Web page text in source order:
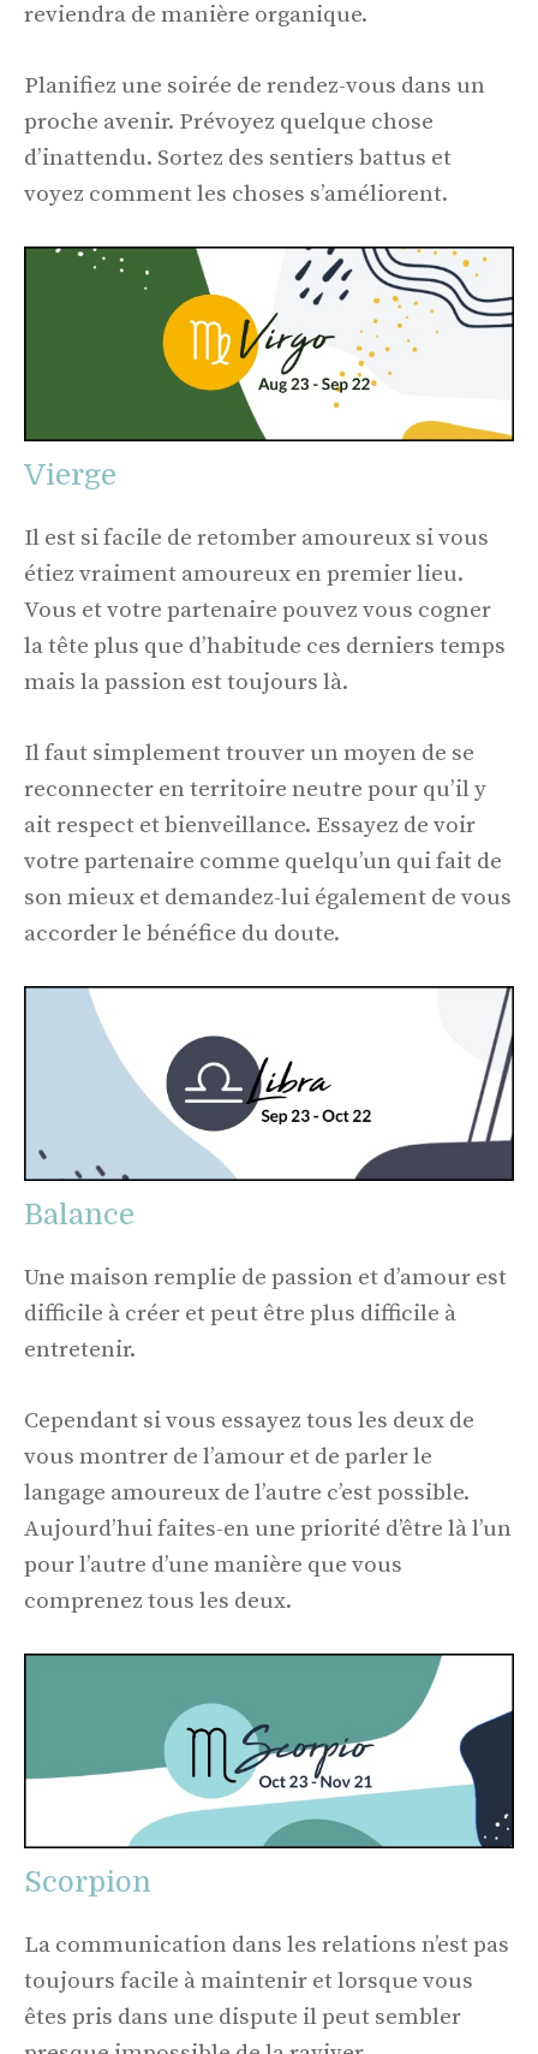
reviendra de manière organique.
Planifiez une soirée de rendez-vous dans un
proche avenir. Prévoyez quelque chose
d’inattendu. Sortez des sentiers battus et
voyez comment les choses s’améliorent.
Vierge
Il est si facile de retomber amoureux si vous
étiez vraiment amoureux en premier lieu.
Vous et votre partenaire pouvez vous cogner
la tête plus que d’habitude ces derniers temps
mais la passion est toujours là.
Il faut simplement trouver un moyen de se
reconnecter en territoire neutre pour qu’il y
ait respect et bienveillance. Essayez de voir
votre partenaire comme quelqu’un qui fait de
son mieux et demandez-lui également de vous
accorder le bénéfice du doute.
Balance
Une maison remplie de passion et d’amour est
difficile à créer et peut être plus difficile à
entretenir.
Cependant si vous essayez tous les deux de
vous montrer de l’amour et de parler le
langage amoureux de l’autre c’est possible.
Aujourd’hui faites-en une priorité d’être là l’un
pour l’autre d’une manière que vous
comprenez tous les deux.
Scorpion
La communication dans les relations n’est pas
toujours facile à maintenir et lorsque vous
êtes pris dans une dispute il peut sembler